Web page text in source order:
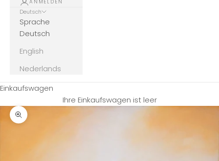
ANMELDEN
Deutsch
Sprache
Deutsch
English
Nederlands
Einkaufswagen
Ihre Einkaufswagen ist leer
Bild vergrößern